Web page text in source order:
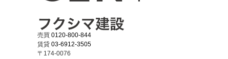
売買 0120-800-844
賃貸 03-6912-3505
〒174-0076